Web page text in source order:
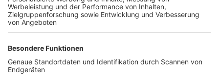
TOP-PARTNER